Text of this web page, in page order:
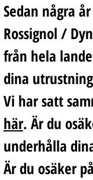
Sedan några
Rossignol /
från hela
dina
Vi har satt
här. Är du
underhålla
Är du osäker